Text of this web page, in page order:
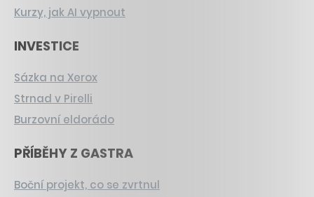
Kurzy, jak AI vypnout
INVESTICE
Sázka na Xerox
Strnad v Pirelli
Burzovní eldorádo
PŘÍBĚHY Z GASTRA
Boční projekt, co se zvrtnul